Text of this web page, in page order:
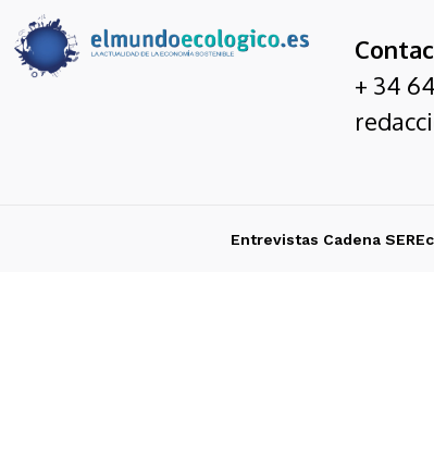
+ 34
Entrevistas Cadena SER